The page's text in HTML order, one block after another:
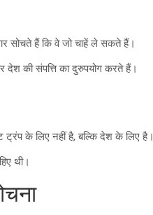
सोचते हैं कि वे जो चाहें ले सकते हैं।
देश की संपत्ति का दुरुपयोग करते हैं।
के लिए नहीं है, बल्कि देश के लिए है।
थी।